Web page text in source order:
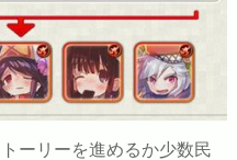
ーリーを進めるか少数民